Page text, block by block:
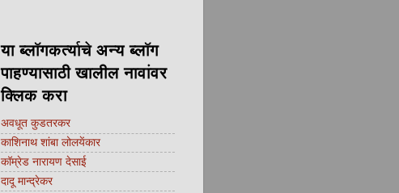
या ब्लॉगकर्त्याचे अन्य ब्लॉग
पाहण्यासाठी खालील नावांवर
क्लिक करा
अवधूत कुडतरकर
काशिनाथ शांबा लोलयेंकार
कॉम्रेड नारायण देसाई
दादू मान्द्रेकर